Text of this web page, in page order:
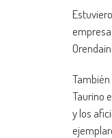
Taurino
y los